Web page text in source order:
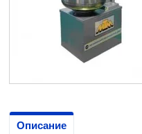
Описание